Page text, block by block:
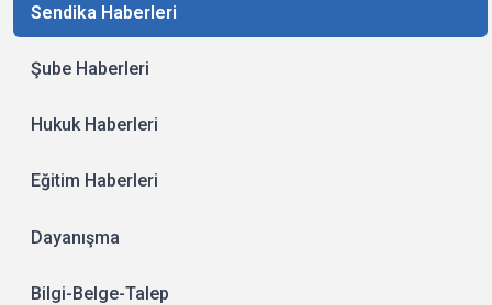
Sendika Haberleri
Şube Haberleri
Hukuk Haberleri
Eğitim Haberleri
Dayanışma
Bilgi-Belge-Talep